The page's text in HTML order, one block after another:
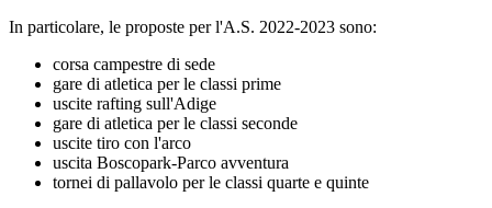
In particolare, le proposte per l'A.S. 2022-2023 sono:
corsa campestre di sede
gare di atletica per le classi prime
uscite rafting sull'Adige
gare di atletica per le classi seconde
uscite tiro con l'arco
uscita Boscopark-Parco avventura
tornei di pallavolo per le classi quarte e quinte